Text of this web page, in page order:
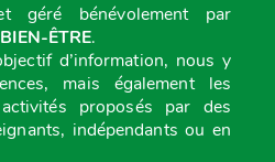
bénévolement par
ÊTRE.
d’information, nous y
mais également les
proposés par des
indépendants ou en